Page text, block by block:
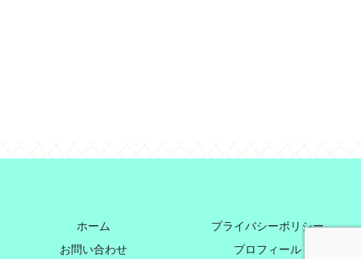
ホーム
プライバシーポリシー
お問い合わせ
プロフィール